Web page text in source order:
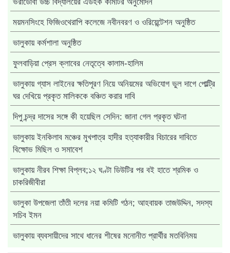
ময়মনসিংহে ফিজিওথেরাপি কলেজে নবীনবরণ ও ওরিয়েন্টেশন অনুষ্ঠিত
ভালুকায় কর্মশালা অনুষ্ঠিত
ফুলবাড়িয়া প্রেস ক্লাবের নেতৃত্বে কালাম-হালিম
ভালুকায় গ্যাস লাইনের ক্ষতিপূরণ নিয়ে অনিয়মের অভিযোগ ভুল দাগে পোল্ট্রি
ঘর দেখিয়ে প্রকৃত মালিককে বঞ্চিত করার দাবি
দিপু চন্দ্র দাসের সঙ্গে কী হয়েছিল সেদিন: জানা গেল প্রকৃত ঘটনা
ভালুকায় ইনকিলাব মঞ্চের মুখপাত্র হাদীর হত্যাকারীর বিচারের দাবিতে
বিক্ষোভ মিছিল ও সমাবেশ
ভালুকায় নীরব শিক্ষা বিপ্লব;১২ ঘণ্টা ডিউটির পর বই হাতে শ্রমিক ও
চাকরিজীবীরা
ভালুকা উপজেলা তাঁতী দলের নয়া কমিটি গঠন; আহবায়ক তাজউদ্দিন, সদস্য
সচিব ইমন
ভালুকায় ব্যবসায়ীদের সাথে ধানের শীষের মনোনীত প্রার্থীর মতবিনিময়